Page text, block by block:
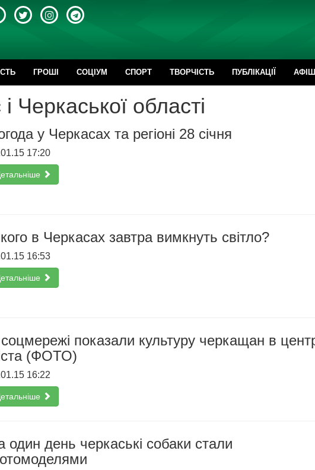
ГРОШІ CОЦІУМ СПОРТ ТВОРЧІСТЬ ПУБЛІКАЦІЇ
Черкаської області
у Черкасах та регіоні 28 січня
17:20
в Черкасах завтра вимкнуть світло?
16:53
показали культуру черкащан в
(ФОТО)
16:22
один день черкаські собаки стали